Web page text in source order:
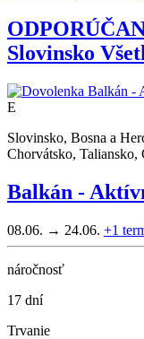
Slovinsko
E
Slovinsko, Bosna a
Chorvátsko, Taliansko,
Balkán -
08.06. → 24.06. +1
náročnosť
17 dní
Trvanie